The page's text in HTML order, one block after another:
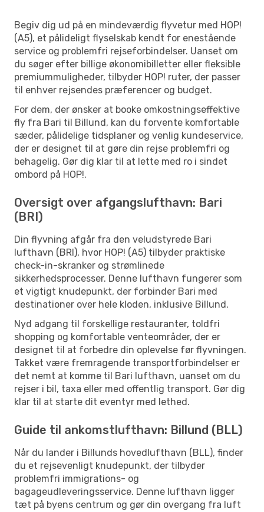
Begiv dig ud på en mindeværdig flyvetur med HOP!
(A5), et pålideligt flyselskab kendt for enestående
service og problemfri rejseforbindelser. Uanset om
du søger efter billige økonomibilletter eller fleksible
premiummuligheder, tilbyder HOP! ruter, der passer
til enhver rejsendes præferencer og budget.
For dem, der ønsker at booke omkostningseffektive
fly fra Bari til Billund, kan du forvente komfortable
sæder, pålidelige tidsplaner og venlig kundeservice,
der er designet til at gøre din rejse problemfri og
behagelig. Gør dig klar til at lette med ro i sindet
ombord på HOP!.
Oversigt over afgangslufthavn: Bari
(BRI)
Din flyvning afgår fra den veludstyrede Bari
lufthavn (BRI), hvor HOP! (A5) tilbyder praktiske
check-in-skranker og strømlinede
sikkerhedsprocesser. Denne lufthavn fungerer som
et vigtigt knudepunkt, der forbinder Bari med
destinationer over hele kloden, inklusive Billund.
Nyd adgang til forskellige restauranter, toldfri
shopping og komfortable venteområder, der er
designet til at forbedre din oplevelse før flyvningen.
Takket være fremragende transportforbindelser er
det nemt at komme til Bari lufthavn, uanset om du
rejser i bil, taxa eller med offentlig transport. Gør dig
klar til at starte dit eventyr med lethed.
Guide til ankomstlufthavn: Billund (BLL)
Når du lander i Billunds hovedlufthavn (BLL), finder
du et rejsevenligt knudepunkt, der tilbyder
problemfri immigrations- og
bagageudleveringsservice. Denne lufthavn ligger
tæt på byens centrum og gør din overgang fra luft